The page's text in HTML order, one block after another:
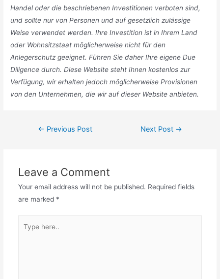
Handel oder die beschriebenen Investitionen verboten sind,
und sollte nur von Personen und auf gesetzlich zulässige
Weise verwendet werden. Ihre Investition ist in Ihrem Land
oder Wohnsitzstaat möglicherweise nicht für den
Anlegerschutz geeignet. Führen Sie daher Ihre eigene Due
Diligence durch. Diese Website steht Ihnen kostenlos zur
Verfügung, wir erhalten jedoch möglicherweise Provisionen
von den Unternehmen, die wir auf dieser Website anbieten.
Post← Previous Post Next Post →
Leave a Comment
Your email address will not be published. Required fields
are marked *
here..